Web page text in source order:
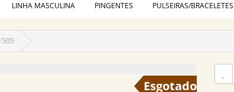
LINHA MASCULINA PINGENTES PULSEIRAS/BRACELETES